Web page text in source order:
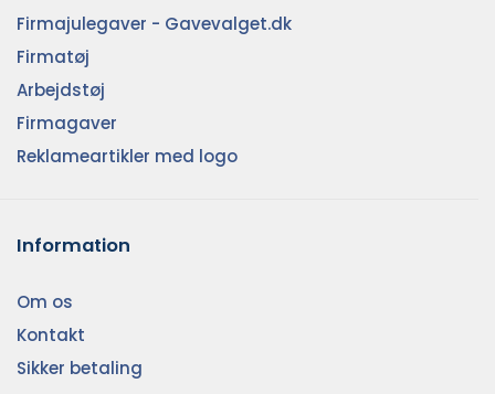
Firmajulegaver - Gavevalget.dk
Firmatøj
Arbejdstøj
Firmagaver
Reklameartikler med logo
Information
Om os
Kontakt
Sikker betaling